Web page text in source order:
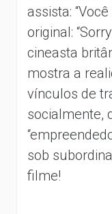
assista:
original:
cineasta
mostra a
vínculos de
socialmente,
sob
filme!